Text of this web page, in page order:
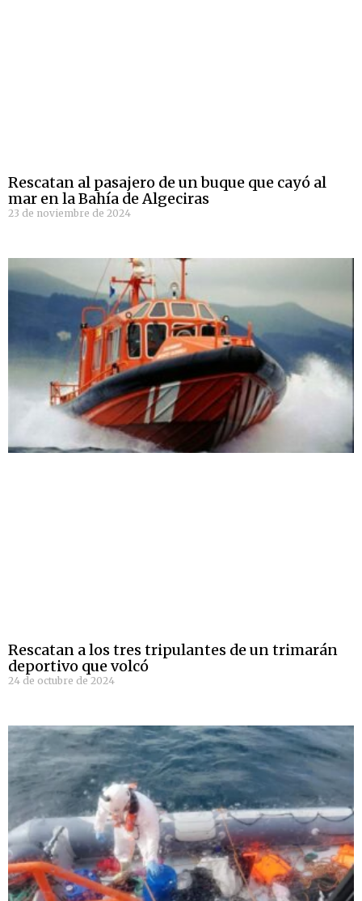
Rescatan al pasajero de un buque que cayó al
mar en la Bahía de Algeciras
23 de noviembre de 2024
Rescatan a los tres tripulantes de un trimarán
deportivo que volcó
24 de octubre de 2024